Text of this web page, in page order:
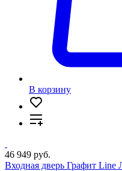
В корзину
46 949 руб.
Входная дверь Графит Line